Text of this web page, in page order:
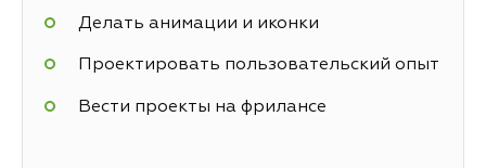
Делать анимации и иконки
Проектировать пользовательский опыт
Вести проекты на фрилансе